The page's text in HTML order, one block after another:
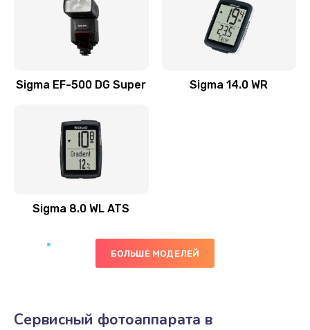
Sigma EF-500 DG Super Sigma 14.0 WR
Sigma 8.0 WL ATS
БОЛЬШЕ МОДЕЛЕЙ
Сервисный фотоаппарата в